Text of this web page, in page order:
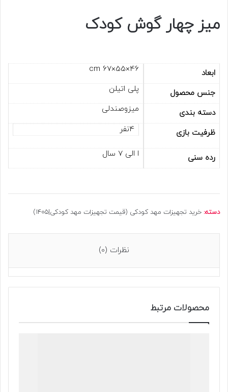
میز چهار گوش کودک
ابعاد 46×55×67 cm
جنس محصول پلی اتیلن
دسته بندی میزوصندلی
ظرفیت بازی 4نفر
رده سنی ا الی 7 سال
دسته: خرید تجهیزات مهد کودکی (قیمت تجهیزات مهد کودکی|1405)
نظرات (0)
محصولات مرتبط